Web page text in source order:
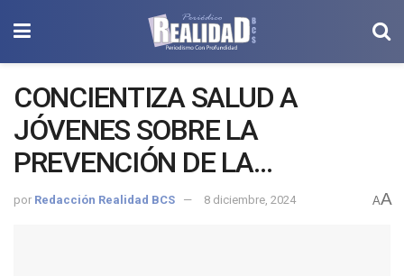
CONCIENTIZA SALUD A
JÓVENES SOBRE LA
PREVENCIÓN DE LA
VIOLENCIA DE GÉNERO
por Redacción Realidad BCS 8 diciembre, 2024 AA